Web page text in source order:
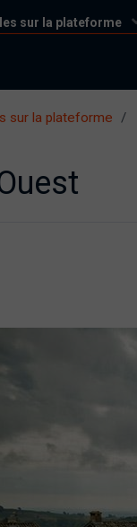
sur la plateforme
sur la plateforme